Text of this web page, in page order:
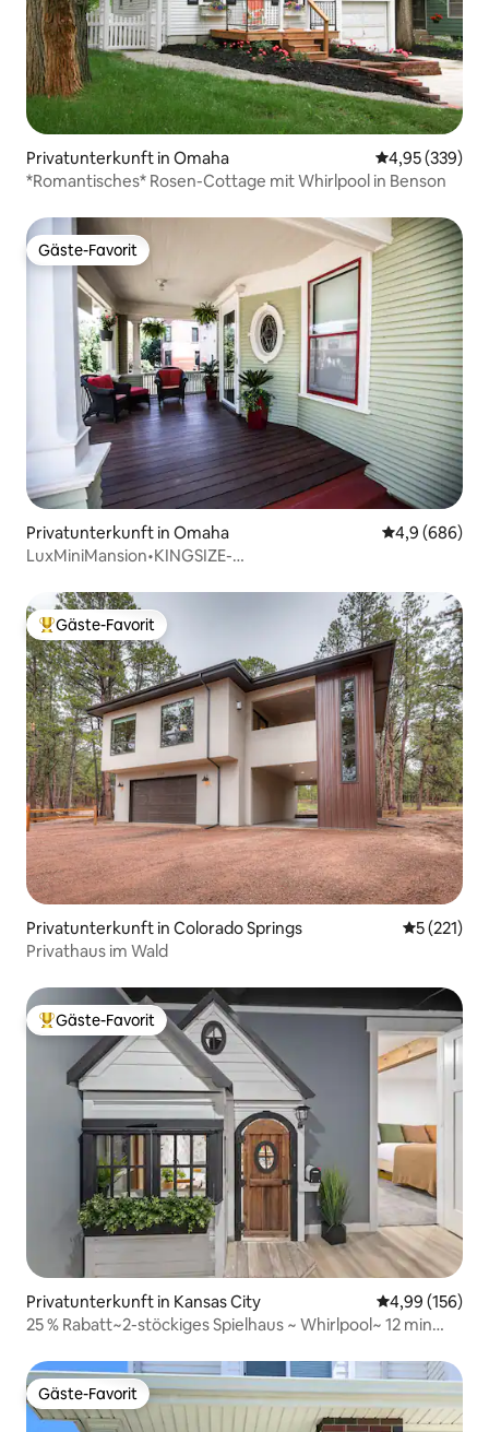
Privatunterkunft in Omaha
4,95 (339)
*Romantisches* Rosen-Cottage mit Whirlpool in Benson
Gäste-Favorit
Gäste-Favorit
Privatunterkunft in Omaha
4,9 (686)
LuxMiniMansion•KINGSIZE-
Beliebter Gäste-Favorit.
Gäste-Favorit
Privatunterkunft in Colorado Springs
5 (221)
Privathaus im Wald
Beliebter Gäste-Favorit.
Gäste-Favorit
Privatunterkunft in Kansas City
4,99 (156)
25 % Rabatt~2-stöckiges Spielhaus ~ Whirlpool~ 12 min
Gäste-Favorit
Gäste-Favorit